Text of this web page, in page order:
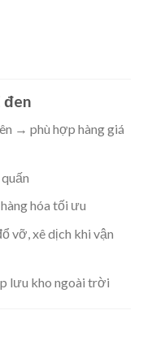
đen
→ phù hợp hàng giá
hóa tối ưu
vỡ, xê dịch khi vận
lưu kho ngoài trời